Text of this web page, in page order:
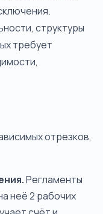
структуры
требует
отрезков,
Регламенты
неё 2 рабочих